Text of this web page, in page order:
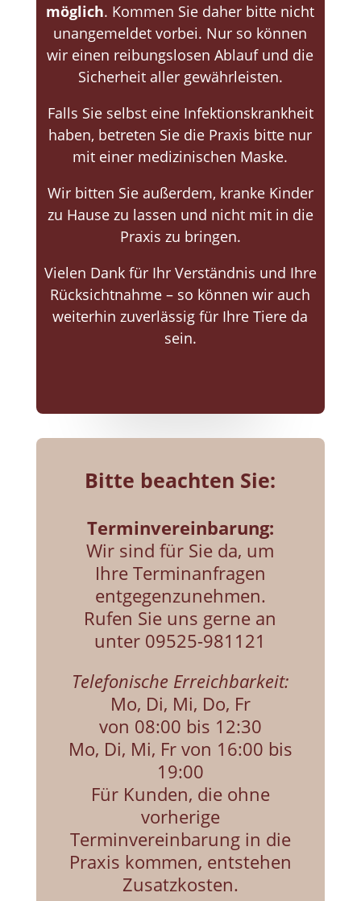
möglich. Kommen Sie daher bitte nicht
unangemeldet vorbei. Nur so können
wir einen reibungslosen Ablauf und die
Sicherheit aller gewährleisten.
Falls Sie selbst eine Infektionskrankheit
haben, betreten Sie die Praxis bitte nur
mit einer medizinischen Maske.
Wir bitten Sie außerdem, kranke Kinder
zu Hause zu lassen und nicht mit in die
Praxis zu bringen.
Vielen Dank für Ihr Verständnis und Ihre
Rücksichtnahme – so können wir auch
weiterhin zuverlässig für Ihre Tiere da
sein.
Bitte beachten Sie:
Terminvereinbarung:
Wir sind für Sie da, um
Ihre Terminanfragen
entgegenzunehmen.
Rufen Sie uns gerne an
unter 09525-981121
Telefonische Erreichbarkeit:
Mo, Di, Mi, Do, Fr
von 08:00 bis 12:30
Mo, Di, Mi, Fr von 16:00 bis
19:00
Für Kunden, die ohne
vorherige
Terminvereinbarung in die
Praxis kommen, entstehen
Zusatzkosten.